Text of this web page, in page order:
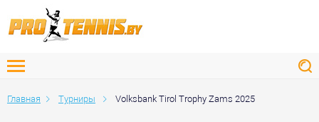
Главная Турниры Volksbank Tirol Trophy Zams 2025